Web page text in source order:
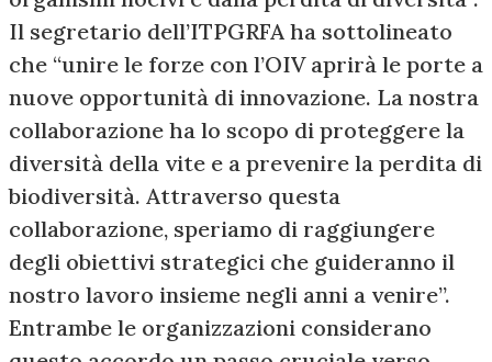
Il segretario dell’ITPGRFA ha sottolineato
che “unire le forze con l’OIV aprirà le porte a
nuove opportunità di innovazione. La nostra
collaborazione ha lo scopo di proteggere la
diversità della vite e a prevenire la perdita di
biodiversità. Attraverso questa
collaborazione, speriamo di raggiungere
degli obiettivi strategici che guideranno il
nostro lavoro insieme negli anni a venire”.
Entrambe le organizzazioni considerano